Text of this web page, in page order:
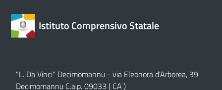
Istituto Comprensivo Statale
"L. Da Vinci" Decimomannu - via Eleonora d'Arborea, 39
Decimomannu C.a.p. 09033 ( CA )